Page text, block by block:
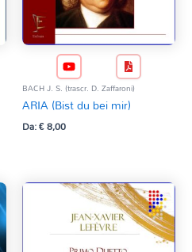
BACH J. S. (trascr. D. Zaffaroni)
ARIA (Bist du bei mir)
Da:€8,00